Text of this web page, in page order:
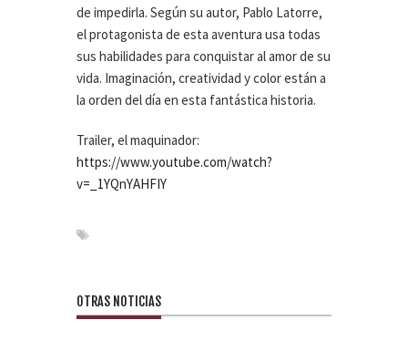
de impedirla. Según su autor, Pablo Latorre,
el protagonista de esta aventura usa todas
sus habilidades para conquistar al amor de su
vida. Imaginación, creatividad y color están a
la orden del día en esta fantástica historia.
Trailer, el maquinador:
https://www.youtube.com/watch?
v=_1YQnYAHFIY
OTRAS NOTICIAS